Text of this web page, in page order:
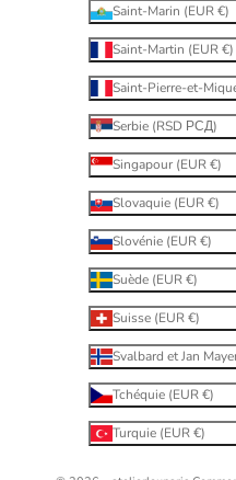
Saint-Marin (EUR €)
Saint-Martin (EUR €)
Saint-Pierre-et-
Serbie (RSD РСД)
Singapour (EUR €)
Slovaquie (EUR €)
Slovénie (EUR €)
Suède (EUR €)
Suisse (EUR €)
Svalbard et Jan
Tchéquie (EUR €)
Turquie (EUR €)